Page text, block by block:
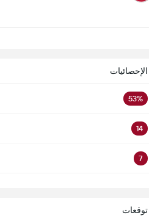
الإحصائيات
53%
14
7
توقعات